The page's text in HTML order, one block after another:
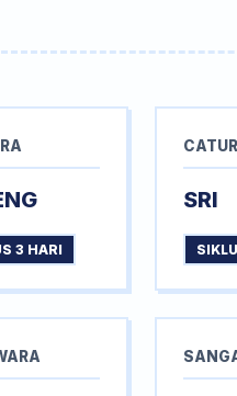
3 HARI
SRI